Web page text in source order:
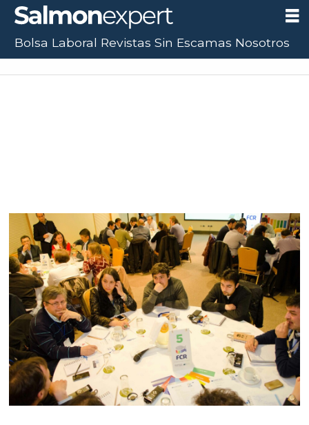
Bolsa Laboral Revistas Sin Escamas Nosotros